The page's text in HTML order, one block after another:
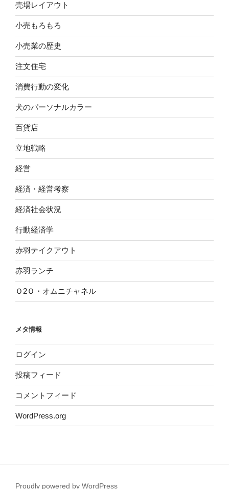
売場レイアウト
小売もろもろ
小売業の歴史
注文住宅
消費行動の変化
犬のパーソナルカラー
百貨店
立地戦略
経営
経済・経営考察
経済社会状況
行動経済学
赤羽テイクアウト
赤羽ランチ
Ｏ2Ｏ・オムニチャネル
メタ情報
ログイン
投稿フィード
コメントフィード
WordPress.org
Proudly powered by WordPress